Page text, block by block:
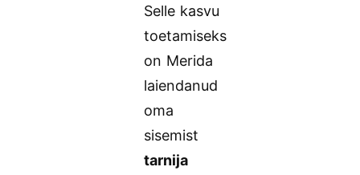
Selle kasvu
toetamiseks
on Merida
laiendanud
oma
sisemist
tarnija